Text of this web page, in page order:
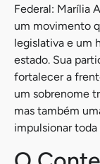
Federal: Marília
um movimento
legislativa e um
estado. Sua
fortalecer a
um sobrenome
mas também
impulsionar toda